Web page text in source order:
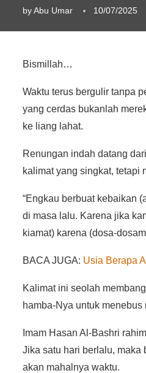
byAbu Umar 10/07/2025
Bismillah…
Waktu terus bergulir tanpa
yang cerdas bukanlah
ke liang lahat.
Renungan indah datang
kalimat yang singkat, tetapi
“Engkau berbuat kebaikan
di masa lalu. Karena jika
kiamat) karena (dosa-
BACA JUGA: Usia Berapa
Kalimat ini seolah
hamba-Nya untuk
Imam Hasan Al-Bashri
Jika satu hari berlalu, maka
akan mahalnya waktu.